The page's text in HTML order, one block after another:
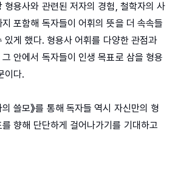
형용사와 관련된 저자의 경험, 철학자의 사
포함해 독자들이 어휘의 뜻을 더 속속들
있게 했다. 형용사 어휘를 다양한 관점과
안에서 독자들이 인생 목표로 삼을 형용
이다.
쓸모》를 통해 독자들 역시 자신만의 형
향해 단단하게 걸어나가기를 기대하고